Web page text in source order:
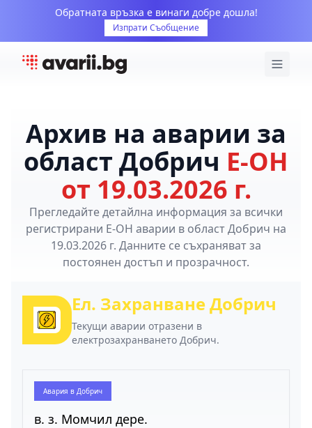
Обратната връзка е винаги добре дошла!
Изпрати Съобщение
Архив на аварии за
област Добрич Е-ОН
от 19.03.2026 г.
Прегледайте детайлна информация за всички
регистрирани Е-ОН аварии в област Добрич на
19.03.2026 г. Данните се съхраняват за
постоянен достъп и прозрачност.
Ел. Захранване Добрич
Текущи аварии отразени в
електрозахранването Добрич.
Авария в Добрич
в. з. Момчил дере.